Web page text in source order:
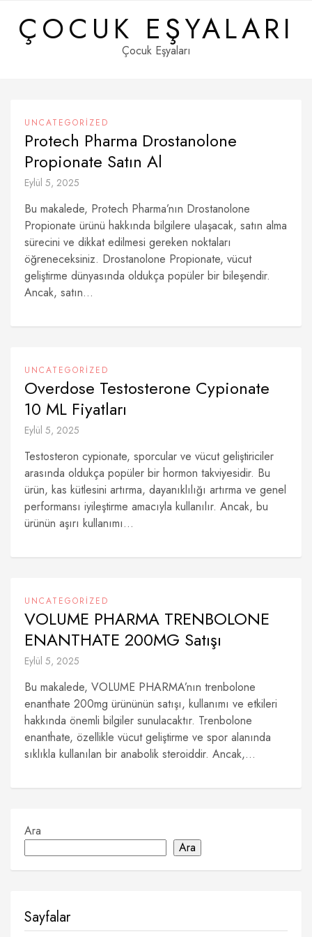
contentÇOCUK EŞYALARI
Çocuk Eşyaları
UNCATEGORIZED
Protech Pharma Drostanolone
Propionate Satın Al
Eylül 5, 2025
Bu makalede, Protech Pharma’nın Drostanolone
Propionate ürünü hakkında bilgilere ulaşacak, satın alma
sürecini ve dikkat edilmesi gereken noktaları
öğreneceksiniz. Drostanolone Propionate, vücut
geliştirme dünyasında oldukça popüler bir bileşendir.
Ancak, satın...
UNCATEGORIZED
Overdose Testosterone Cypionate
10 ML Fiyatları
Eylül 5, 2025
Testosteron cypionate, sporcular ve vücut geliştiriciler
arasında oldukça popüler bir hormon takviyesidir. Bu
ürün, kas kütlesini artırma, dayanıklılığı artırma ve genel
performansı iyileştirme amacıyla kullanılır. Ancak, bu
ürünün aşırı kullanımı...
UNCATEGORIZED
VOLUME PHARMA TRENBOLONE
ENANTHATE 200MG Satışı
Eylül 5, 2025
Bu makalede, VOLUME PHARMA’nın trenbolone
enanthate 200mg ürününün satışı, kullanımı ve etkileri
hakkında önemli bilgiler sunulacaktır. Trenbolone
enanthate, özellikle vücut geliştirme ve spor alanında
sıklıkla kullanılan bir anabolik steroiddir. Ancak,...
Ara
Ara
Sayfalar